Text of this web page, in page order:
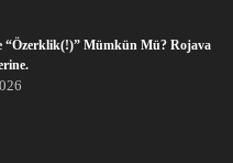
“Özerklik(!)” Mümkün Mü? Rojava